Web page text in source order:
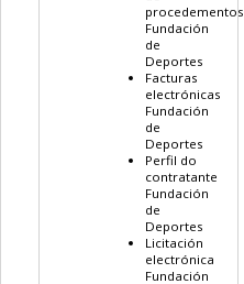
procedementos
Fundación
de
Deportes
Facturas
electrónicas
Fundación
de
Deportes
Perfil do
contratante
Fundación
de
Deportes
Licitación
electrónica
Fundación